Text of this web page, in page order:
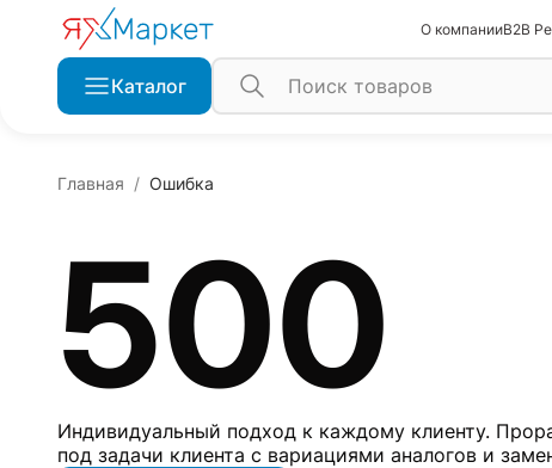
О компанииB2B
Каталог
Главная Ошибка
500
Индивидуальный подход к каждому клиенту.
под задачи клиента с вариациями аналогов и